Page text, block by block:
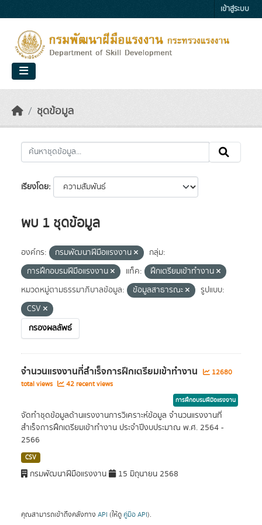
เข้าสู่ระบบ
ชุดข้อมูล
เรียงโดย
พบ 1 ชุดข้อมูล
องค์กร: กรมพัฒนาฝีมือแรงงาน
กลุ่ม:
การฝึกอบรมฝีมือแรงงาน
แท็ค:
ฝึกเตรียมเข้าทำงาน
หมวดหมู่ตามธรรมาภิบาลข้อมูล:
ข้อมูลสาธารณะ
รูปแบบ:
CSV
กรองผลลัพธ์
จำนวนแรงงานที่สำเร็จการฝึกเตรียมเข้าทำงาน
12680
total views
42 recent views
การฝึกอบรมฝีมือแรงงาน
จัดทำชุดข้อมูลด้านแรงงานการวิเคราะห์ข้อมูล จำนวนแรงงานที่
สำเร็จการฝึกเตรียมเข้าทำงาน ประจำปีงบประมาณ พ.ศ. 2564 -
2566
CSV
กรมพัฒนาฝีมือแรงงาน 15 มิถุนายน 2568
คุณสามารถเข้าถึงคลังทาง API (ให้ดู คู่มือ API).